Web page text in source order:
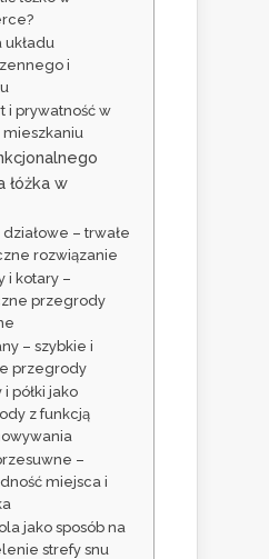
układu
i
i prywatność w
mieszkaniu
łóżka w
– trwałe
rozwiązanie
i kotary –
przegrody
– szybkie i
przegrody
i półki jako
z funkcją
–
miejsca i
jako sposób na
strefy snu